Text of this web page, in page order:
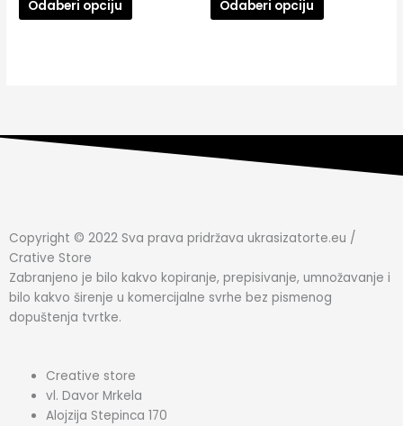
Odaberi opciju Odaberi opciju
Copyright © 2022 Sva prava pridržava ukrasizatorte.eu /
Crative Store
Zabranjeno je bilo kakvo kopiranje, prepisivanje, umnožavanje i
bilo kakvo širenje u komercijalne svrhe bez pismenog
dopuštenja tvrtke.
Creative store
vl. Davor Mrkela
Alojzija Stepinca 170